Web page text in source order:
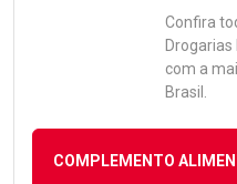
Confira
com a
Brasil.
COMPLEMENTO